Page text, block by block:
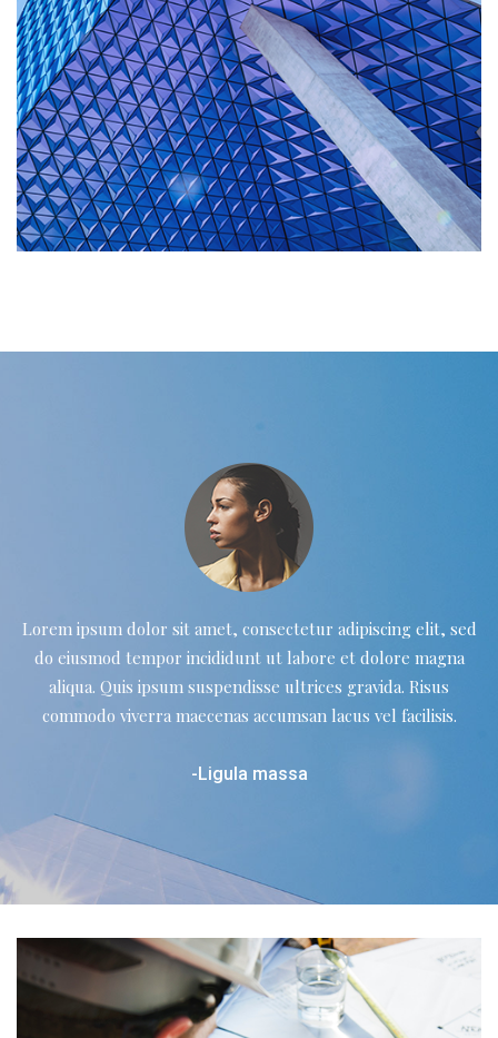
Lorem ipsum dolor sit amet, consectetur adipiscing elit, sed
do eiusmod tempor incididunt ut labore et dolore magna
aliqua. Quis ipsum suspendisse ultrices gravida. Risus
commodo viverra maecenas accumsan lacus vel facilisis.
-Ligula massa